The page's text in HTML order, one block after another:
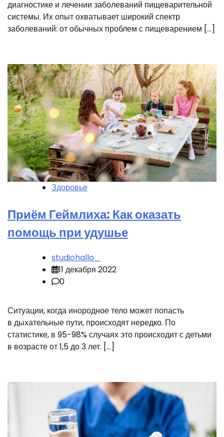
диагностике и лечении заболеваний пищеварительной
системы. Их опыт охватывает широкий спектр
заболеваний: от обычных проблем с пищеварением […]
Здоровье
Приём Геймлиха: Как оказать
помощь при удушье
studiohallo_
11 декабря 2022
0
Ситуации, когда инородное тело может попасть
в дыхательные пути, происходят нередко. По
статистике, в 95-98% случаях это происходит с детьми
в возрасте от 1,5 до 3 лет. […]